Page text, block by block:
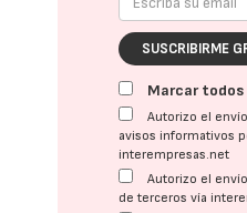
SUSCRIBIRME
Marcar todos
Autorizo el
avisos informativos
interempresas.net
Autorizo el
de terceros vía